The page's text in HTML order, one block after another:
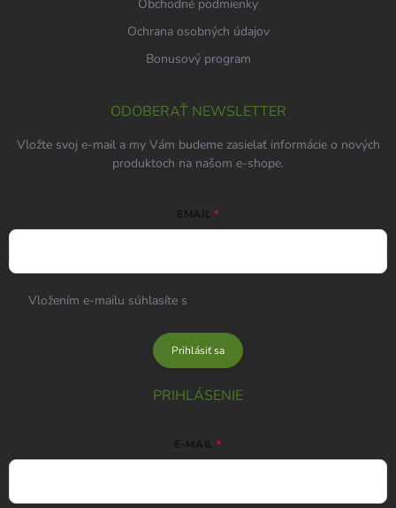
Obchodné podmienky
Ochrana osobných údajov
Bonusový program
ODOBERAŤ NEWSLETTER
Vložte svoj e-mail a my Vám budeme zasielať informácie o nových
produktoch na našom e-shope.
EMAIL
Vložením e-mailu súhlasíte s
Prihlásiť sa
PRIHLÁSENIE
E-MAIL